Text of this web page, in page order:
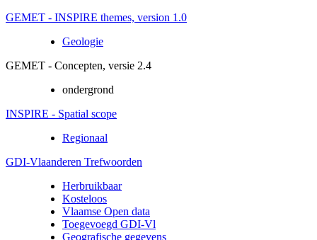
GEMET - INSPIRE themes, version 1.0
Geologie
GEMET - Concepten, versie 2.4
ondergrond
INSPIRE - Spatial scope
Regionaal
GDI-Vlaanderen Trefwoorden
Herbruikbaar
Kosteloos
Vlaamse Open data
Toegevoegd GDI-Vl
Geografische gegevens